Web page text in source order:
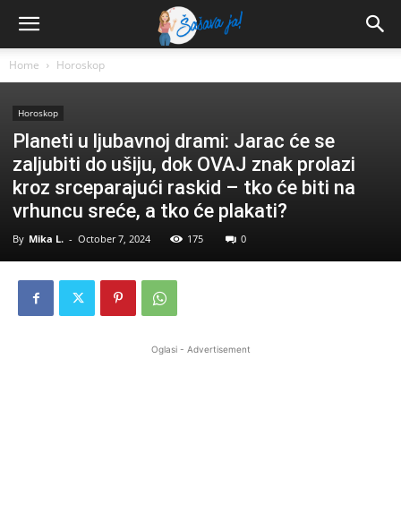
Home Horoskop
Horoskop
Planeti u ljubavnoj drami: Jarac će se
zaljubiti do ušiju, dok OVAJ znak prolazi
kroz srceparajući raskid – tko će biti na
vrhuncu sreće, a tko će plakati?
By Mika L. - October 7, 2024 175 0
Oglasi - Advertisement